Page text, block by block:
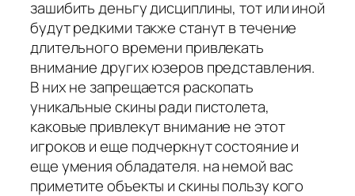
зашибить деньгу дисциплины, тот или иной
будут редкими также станут в течение
длительного времени привлекать
внимание других юзеров представления.
В них не запрещается раскопать
уникальные скины ради пистолета,
каковые привлекут внимание не этот
игроков и еще подчеркнут состояние и
еще умения обладателя. на немой вас
приметите объекты и скины пользу кого